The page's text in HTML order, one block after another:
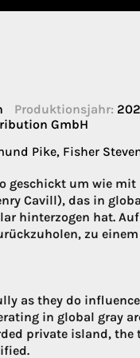
Produktionsjahr:
GmbH
Pike, Fisher
geschickt um wie
Cavill), das in
hinterzogen hat.
zu
as they do
in global gray
private island,